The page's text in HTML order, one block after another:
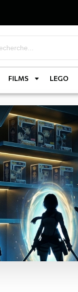
FILMS LEGO